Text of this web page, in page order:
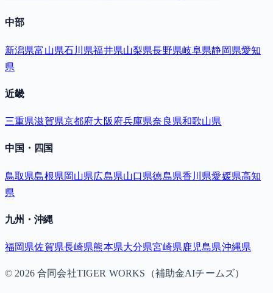
中部
新潟県富山県石川県福井県山梨県長野県岐阜県静岡県愛知
県
近畿
三重県滋賀県京都府大阪府兵庫県奈良県和歌山県
中国・四国
鳥取県島根県岡山県広島県山口県徳島県香川県愛媛県高知
県
九州・沖縄
福岡県佐賀県長崎県熊本県大分県宮崎県鹿児島県沖縄県
© 2026合同会社TIGER WORKS（補助金AIチームズ）